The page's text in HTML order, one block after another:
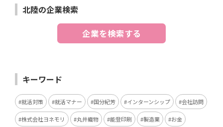
北陸の企業検索
企業を検索する
キーワード
就活対策 就活マナー 国分紀芳 インターンシップ 会社訪問
株式会社ヨネモリ 丸井織物 能登印刷 製造業 お金